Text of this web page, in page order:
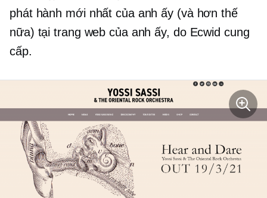
phát hành mới nhất của anh ấy (và hơn thế
nữa) tại trang web của anh ấy, do Ecwid cung
cấp.